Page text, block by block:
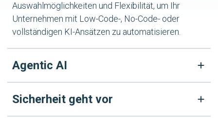
Auswahlmöglichkeiten und Flexibilität, um Ihr
Unternehmen mit Low-Code-, No-Code- oder
vollständigen KI-Ansätzen zu automatisieren.
Agentic AI
Sicherheit geht vor